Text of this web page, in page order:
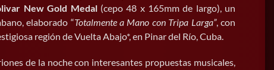
New Gold Medal(cepo 48 x 165mm de largo), un
elaborado “Totalmente a Mano con Tripa Larga”, con
región de Vuelta Abajo*, en Pinar del Río, Cuba.
de la noche con interesantes propuestas musicales,